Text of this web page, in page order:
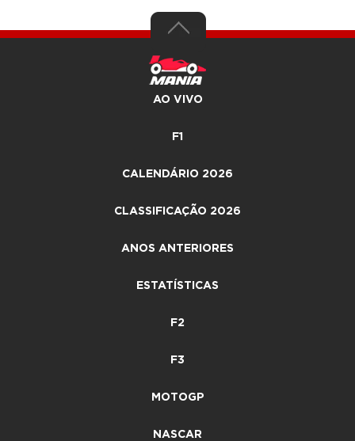
AO VIVO
F1
CALENDÁRIO 2026
CLASSIFICAÇÃO 2026
ANOS ANTERIORES
ESTATÍSTICAS
F2
F3
MOTOGP
NASCAR